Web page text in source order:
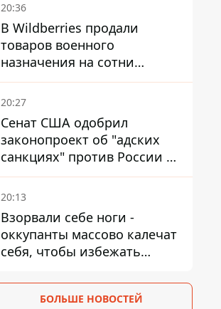
20:36
В Wildberries продали
товаров военного
назначения на сотни
миллионов, но удары ВСУ
изменили ситуацию
20:27
Сенат США одобрил
законопроект об "адских
санкциях" против России и
Ирана
20:13
Взорвали себе ноги -
оккупанты массово калечат
себя, чтобы избежать
БОЛЬШЕ НОВОСТЕЙ